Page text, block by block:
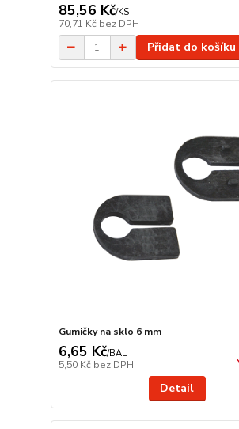
85,56 Kč/KS
70,71 Kč bez DPH
Přidat do košíku
Gumičky na sklo 6 mm
6,65 Kč/BAL
5,50 Kč bez DPH
Detail